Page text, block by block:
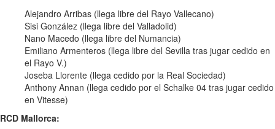
Alejandro Arribas (llega libre del Rayo Vallecano)
Sisi González (llega libre del Valladolid)
Nano Macedo (llega libre del Numancia)
Emiliano Armenteros (llega libre del Sevilla tras jugar cedido en
el Rayo V.)
Joseba Llorente (llega cedido por la Real Sociedad)
Anthony Annan (llega cedido por el Schalke 04 tras jugar cedido
en Vitesse)
RCD Mallorca: